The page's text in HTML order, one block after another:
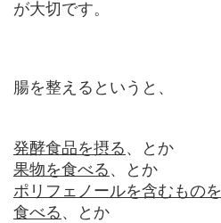
が大切です。
腸を整えるというと、
発酵食品を摂る 、 とか
果物を食べる 、
とか
ポリフェノールを含むものを
食べる 、
とか